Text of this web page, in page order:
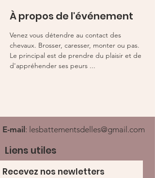
À propos de l'événement
Venez vous détendre au contact des
chevaux. Brosser, caresser, monter ou pas.
Le principal est de prendre du plaisir et de
d'appréhender ses peurs ...
E-mail : lesbattementsdelles@gmail.com
Liens utiles
Recevez nos newletters